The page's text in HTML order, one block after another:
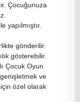
Çocuğunuza
yapılmıştır.
gönderilir.
gösterebilir.
Çocuk Oyun
ve
özel olarak